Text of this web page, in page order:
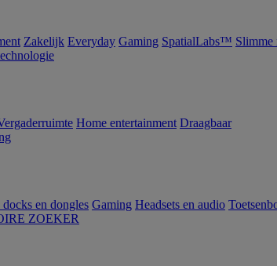
Zakelijk Everyday Gaming SpatialLabs™ Slimme
Home entertainment Draagbaar
en dongles Gaming Headsets en audio
ZOEKER